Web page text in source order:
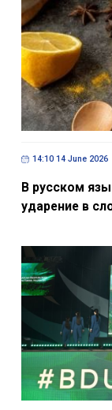
14:10 14 June 2026
В русском
ударение в